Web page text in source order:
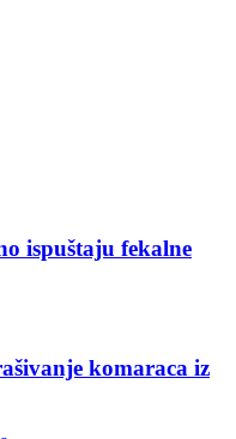
ispuštaju fekalne
komaraca iz